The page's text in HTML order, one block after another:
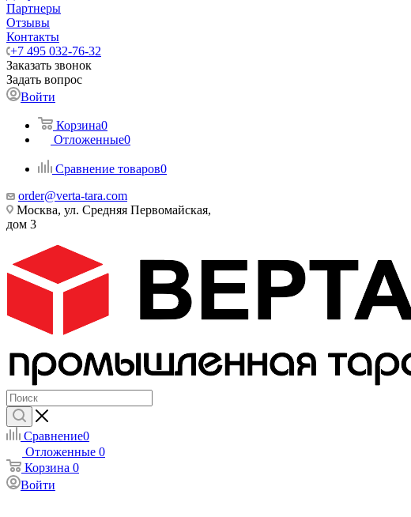
Партнеры
Отзывы
Контакты
+7 495 032-76-32
Заказать звонок
Задать вопрос
Войти
Корзина0
Отложенные0
Сравнение товаров0
order@verta-tara.com
Москва, ул. Средняя Первомайская,
дом 3
Сравнение0
Отложенные 0
Корзина 0
Войти